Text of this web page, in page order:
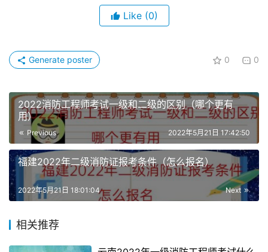
本科
消防工程
专业
其他专业 6年 5年
双学士学位或者研
究生班毕业
专业
3年 2年
消防工程
相关专业
4年 3年
2年 1年
Like (0)
0 0
Generate poster
2022消防工程师考试一级和二级的区别（哪个更有
用）
Previous 2022年5月21日 17:42:50
福建2022年二级消防证报考条件（怎么报名）
Next
2022年5月21日 18:01:04
相关推荐